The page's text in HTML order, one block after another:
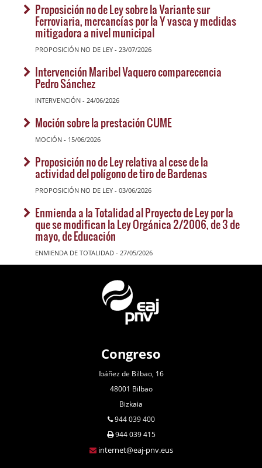
Proposición no de Ley sobre la Variante sur
Ferroviaria, mercancías por la Y vasca y medidas
mitigadora a nivel municipal
PROPOSICIÓN NO DE LEY - 23/07/2026
Intervención Maribel Vaquero comparecencia
Pedro Sánchez
INTERVENCIÓN - 24/06/2026
Moción sobre la prestación CUME
MOCIÓN - 15/06/2026
Proposición no de Ley relativa al cese de la
actividad del polígono de tiro de Bardenas
PROPOSICIÓN NO DE LEY - 03/06/2026
Enmienda a la Totalidad al Proyecto de Ley por la
que se modifican la Ley Orgánica 2/2006, de 3 de
mayo, de Educación
ENMIENDA DE TOTALIDAD - 27/05/2026
Congreso
Ibáñez de Bilbao, 16
48001 Bilbao
Bizkaia
944 039 400
944 039 415
internet@eaj-pnv.eus